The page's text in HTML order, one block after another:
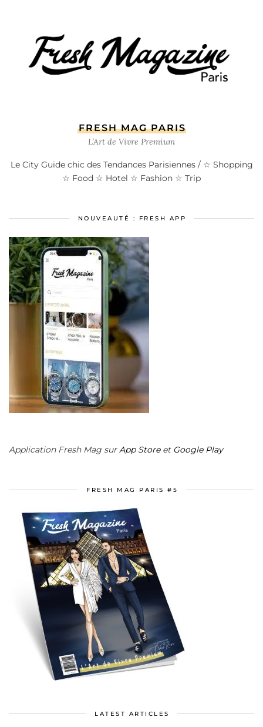
FRESH MAG PARIS
L’Art de Vivre Premium
Le City Guide chic des Tendances Parisiennes / ☆ Shopping
☆ Food ☆ Hotel ☆ Fashion ☆ Trip
NOUVEAUTÉ : FRESH APP
Application Fresh Mag surApp Storeet Google Play
FRESH MAG PARIS #5
LATEST ARTICLES